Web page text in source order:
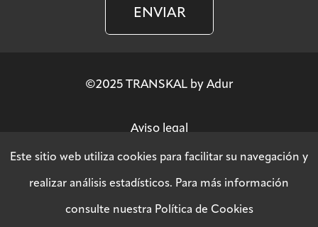
ENVIAR
©2025 TRANSKAL by Adur
Aviso legal
Política SGSI
Este sitio web utiliza cookies para facilitar su navegación y
realizar análisis estadísticos. Para más información
consulte nuestra Política de Cookies